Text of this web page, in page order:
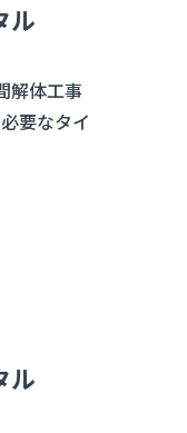
ル
解体工事
要なタイ
ル